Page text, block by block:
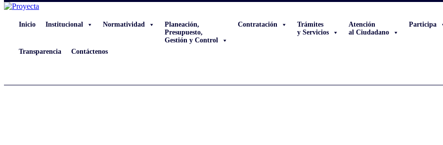
Inicio Institucional Normatividad
Planeación,
Presupuesto,
Gestión y Control
Contratación
Trámites
y Servicios
Atención
al Ciudadano
Participa
Transparencia Contáctenos